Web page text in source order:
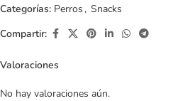
Categorías: Perros , Snacks
Compartir:
Valoraciones
No hay valoraciones aún.